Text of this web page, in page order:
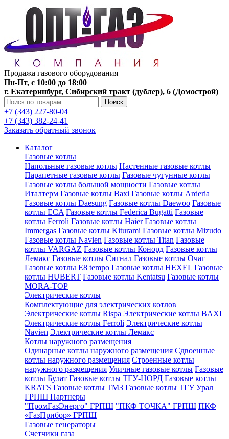
Продажа газового оборудования
Пн-Пт, с 10:00 до 18:00
г. Екатеринбург, Сибирский тракт (дублер), 6 (Домострой)
Поиск
+7 (343) 227-80-04
+7 (343) 382-24-41
Заказать обратный звонок
Каталог
Газовые котлы
Напольные газовые котлы Настенные газовые котлы
Парапетные газовые котлы Газовые чугунные котлы
Газовые котлы большой мощности Газовые котлы
Италтерм Газовые котлы Baxi Газовые котлы Arderia
Газовые котлы Daesung Газовые котлы Daewoo Газовые
котлы ECA Газовые котлы Federica Bugatti Газовые
котлы Ferroli Газовые котлы Haier Газовые котлы
Immergas Газовые котлы Kiturami Газовые котлы Mizudo
Газовые котлы Navien Газовые котлы Titan Газовые
котлы VARGAZ Газовые котлы Конорд Газовые котлы
Лемакс Газовые котлы Сигнал Газовые котлы Очаг
Газовые котлы E8 tempo Газовые котлы HEXEL Газовые
котлы HUBERT Газовые котлы Kentatsu Газовые котлы
MORA-TOP
Электрические котлы
Комплектующие для электрических котлов
Электрические котлы Rispa Электрические котлы BAXI
Электрические котлы Ferroli Электрические котлы
Navien Электрические котлы Лемакс
Котлы наружного размещения
Одинарные котлы наружного размещения Сдвоенные
котлы наружного размещения Строенные котлы
наружного размещения Уличные газовые котлы Газовые
котлы Булат Газовые котлы ТГУ-НОРД Газовые котлы
KRATS Газовые котлы ТМЗ Газовые котлы ТГУ Урал
ГРПШ Партнеры
"ПромГазЭнерго" ГРПШ "ПКФ ТОЧКА" ГРПШ ПКФ
«ГазПрибор» ГРПШ
Газовые генераторы
Счетчики газа